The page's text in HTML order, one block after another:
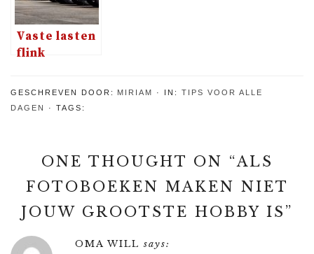
Vaste lasten
flink
zit het met
de
GESCHREVEN DOOR: MIRIAM IN: TIPS VOOR ALLE
DAGEN
TAGS:
ONE THOUGHT ON “ALS
FOTOBOEKEN MAKEN NIET
JOUW GROOTSTE HOBBY IS ”
OMA WILL says: